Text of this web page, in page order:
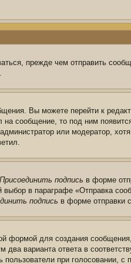
прежде чем отправить
Вы можете перейти к
на сообщение, то под ним
или модератор,
Присоединить подпись в форме
в параграфе «Отправка
подпись в форме отправки
формой для создания
два варианта ответа в
пользователи при голосовании,